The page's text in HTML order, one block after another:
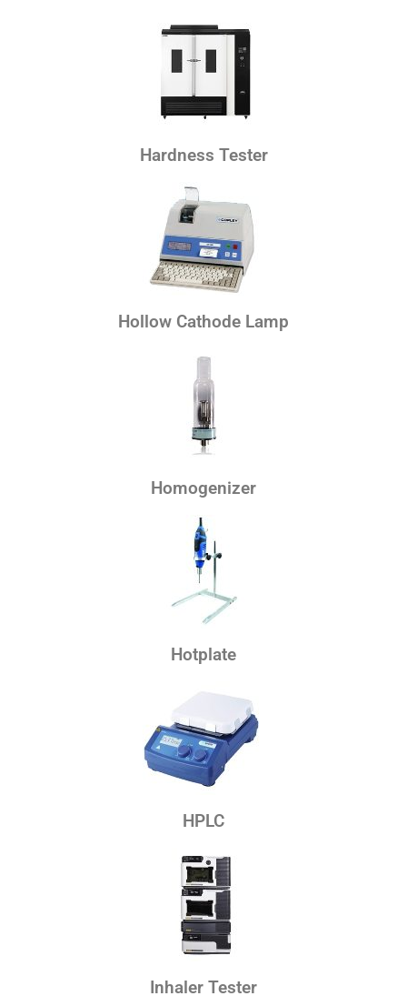
Hardness Tester
Hollow Cathode Lamp
Homogenizer
Hotplate
HPLC
Inhaler Tester